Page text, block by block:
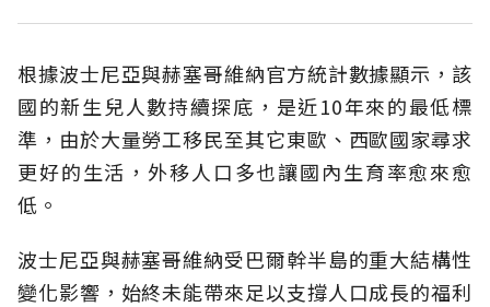
根據波士尼亞與赫塞哥維納官方統計數據顯示，該
國的新生兒人數持續探底，是近10年來的最低標
準，由於大量勞工移民至其它東歐、西歐國家尋求
更好的生活，外移人口多也讓國內生育率愈來愈
低。
波士尼亞與赫塞哥維納受巴爾幹半島的重大結構性
變化影響，始終未能帶來足以支撐人口成長的福利